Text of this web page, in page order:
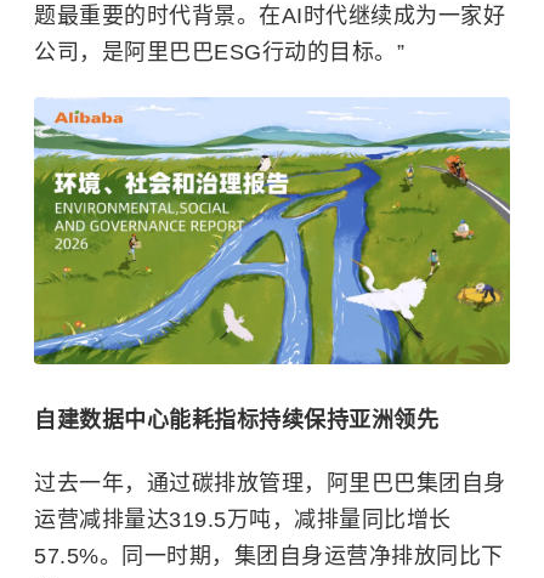
题最重要的时代背景。在AI时代继续成为一家好
公司，是阿里巴巴ESG行动的目标。”
自建数据中心能耗指标持续保持亚洲领先
过去一年，通过碳排放管理，阿里巴巴集团自身
运营减排量达319.5万吨，减排量同比增长
57.5%。同一时期，集团自身运营净排放同比下